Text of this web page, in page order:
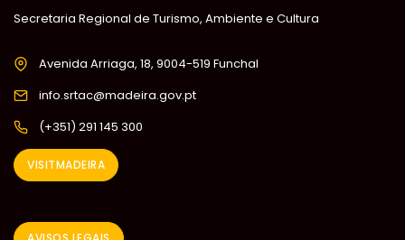
Secretaria Regional de Turismo, Ambiente e Cultura
Avenida Arriaga, 18, 9004-519 Funchal
info.srtac@madeira.gov.pt
(+351) 291 145 300
VISITMADEIRA